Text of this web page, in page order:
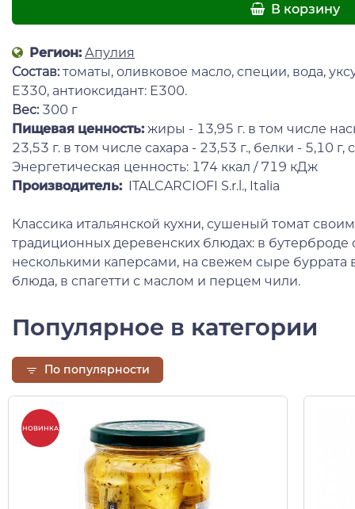
В корзину
Регион: Апулия
Состав:томаты, оливковое масло, специи, вода,
E330, антиоксидант: Е300.
Вес:300 г
Пищевая ценность: жиры - 13,95 г. в том числе
23,53 г. в том числе сахара - 23,53 г., белки - 5,10 г,
Энергетическая ценность: 174 ккал / 719 кДж
Производитель:
ITALCARCIOFI S.r.l., Italia
Классика итальянской кухни, сушеный томат
традиционных деревенских блюдах: в
несколькими каперсами, на свежем сыре буррата
блюда, в спагетти с маслом и перцем чили.
Популярное в категории
По популярности
НОВИНКА